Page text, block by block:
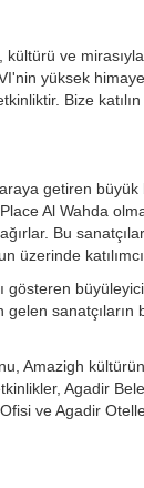
ve
yüksek
Bize
getiren büyük
Al Wahda
Bu
gösteren
Amazigh
Agadir
ve Agadir